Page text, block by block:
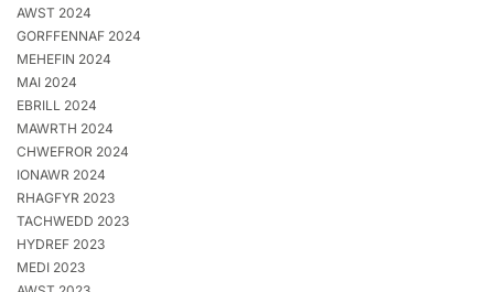
AWST 2024
GORFFENNAF 2024
MEHEFIN 2024
MAI 2024
EBRILL 2024
MAWRTH 2024
CHWEFROR 2024
IONAWR 2024
RHAGFYR 2023
TACHWEDD 2023
HYDREF 2023
MEDI 2023